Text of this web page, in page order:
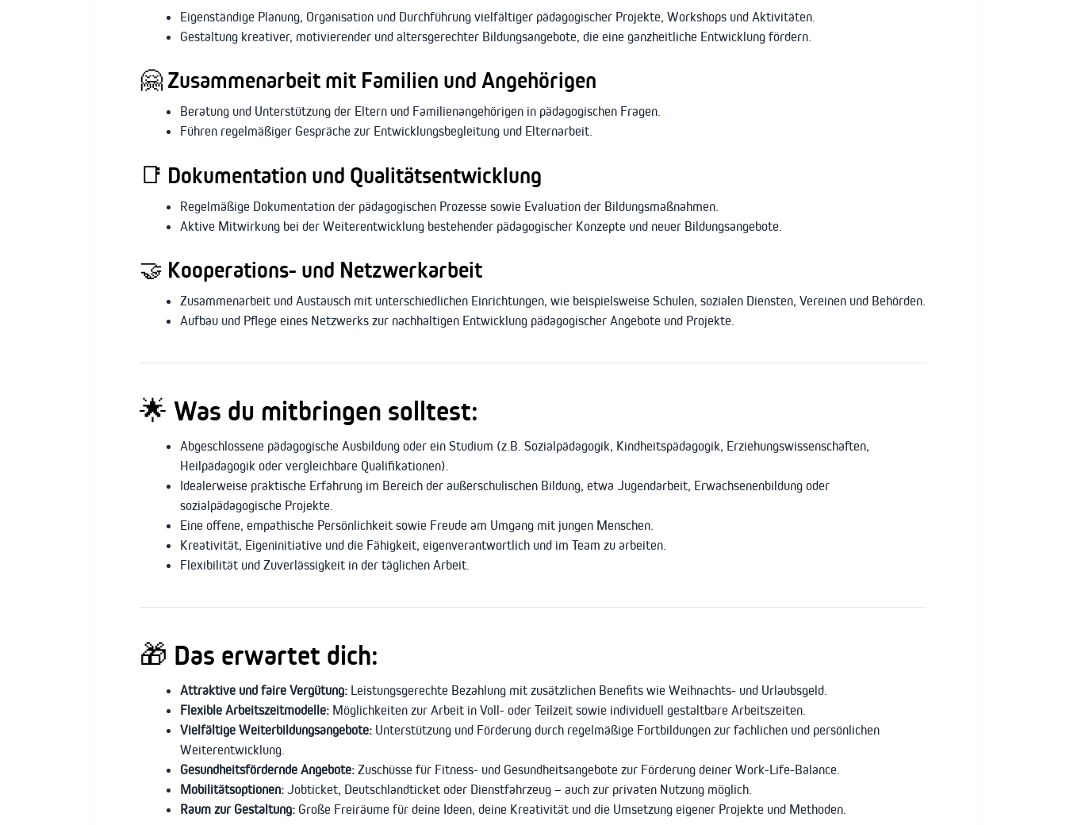
Eigenständige Planung, Organisation und Durchführung vielfältiger pädagogischer Projekte, Workshops und Aktivitäten.
Gestaltung kreativer, motivierender und altersgerechter Bildungsangebote, die eine ganzheitliche Entwicklung fördern.
🤗 Zusammenarbeit mit Familien und Angehörigen
Beratung und Unterstützung der Eltern und Familienangehörigen in pädagogischen Fragen.
Führen regelmäßiger Gespräche zur Entwicklungsbegleitung und Elternarbeit.
📑 Dokumentation und Qualitätsentwicklung
Regelmäßige Dokumentation der pädagogischen Prozesse sowie Evaluation der Bildungsmaßnahmen.
Aktive Mitwirkung bei der Weiterentwicklung bestehender pädagogischer Konzepte und neuer Bildungsangebote.
🤝 Kooperations- und Netzwerkarbeit
Zusammenarbeit und Austausch mit unterschiedlichen Einrichtungen, wie beispielsweise Schulen, sozialen Diensten, Vereinen und Behörden.
Aufbau und Pflege eines Netzwerks zur nachhaltigen Entwicklung pädagogischer Angebote und Projekte.
🌟 Was du mitbringen solltest:
Abgeschlossene pädagogische Ausbildung oder ein Studium (z.B. Sozialpädagogik, Kindheitspädagogik, Erziehungswissenschaften,
Heilpädagogik oder vergleichbare Qualifikationen).
Idealerweise praktische Erfahrung im Bereich der außerschulischen Bildung, etwa Jugendarbeit, Erwachsenenbildung oder
sozialpädagogische Projekte.
Eine offene, empathische Persönlichkeit sowie Freude am Umgang mit jungen Menschen.
Kreativität, Eigeninitiative und die Fähigkeit, eigenverantwortlich und im Team zu arbeiten.
Flexibilität und Zuverlässigkeit in der täglichen Arbeit.
🎁 Das erwartet dich:
Attraktive und faire Vergütung: Leistungsgerechte Bezahlung mit zusätzlichen Benefits wie Weihnachts- und Urlaubsgeld.
Flexible Arbeitszeitmodelle: Möglichkeiten zur Arbeit in Voll- oder Teilzeit sowie individuell gestaltbare Arbeitszeiten.
Vielfältige Weiterbildungsangebote: Unterstützung und Förderung durch regelmäßige Fortbildungen zur fachlichen und persönlichen
Weiterentwicklung.
Gesundheitsfördernde Angebote: Zuschüsse für Fitness- und Gesundheitsangebote zur Förderung deiner Work-Life-Balance.
Mobilitätsoptionen: Jobticket, Deutschlandticket oder Dienstfahrzeug – auch zur privaten Nutzung möglich.
Raum zur Gestaltung: Große Freiräume für deine Ideen, deine Kreativität und die Umsetzung eigener Projekte und Methoden.